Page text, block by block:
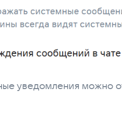
уведомления можно